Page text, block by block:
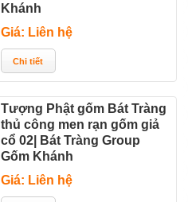
Khánh
Giá: Liên hệ
Tượng Phật gốm Bát Tràng
thủ công men rạn gốm giả
cổ 02| Bát Tràng Group
Gốm Khánh
Giá: Liên hệ